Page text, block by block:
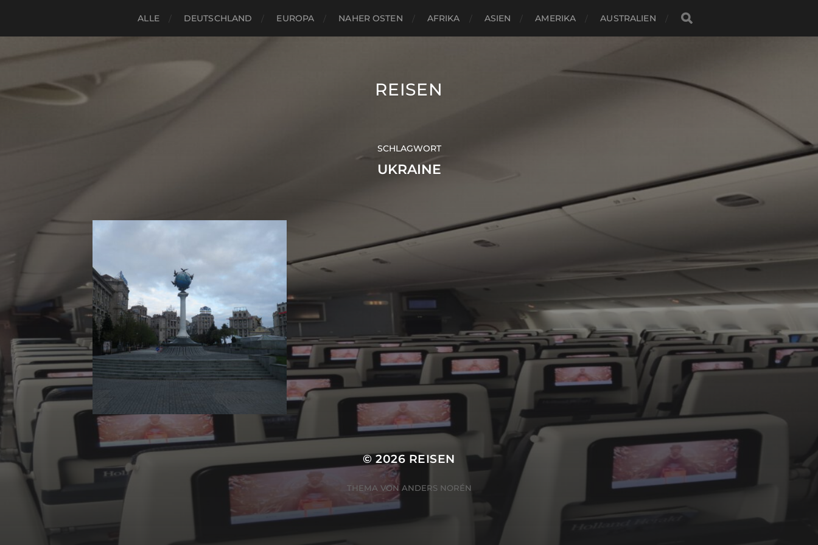
ALLE DEUTSCHLAND EUROPA NAHER OSTEN AFRIKA ASIEN AMERIKA AUSTRALIEN
REISEN
SCHLAGWORT
UKRAINE
© 2026 REISEN
THEMA VON ANDERS NORÉN